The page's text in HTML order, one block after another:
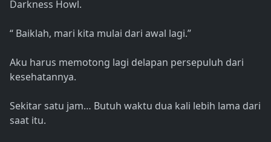
Darkness Howl.
“ Baiklah, mari kita mulai dari awal lagi.”
Aku harus memotong lagi delapan persepuluh dari
kesehatannya.
Sekitar satu jam… Butuh waktu dua kali lebih lama dari
saat itu.